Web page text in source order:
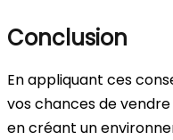
Conclusion
En appliquant ces
vos chances de
en créant un